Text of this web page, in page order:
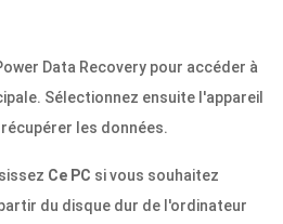
Data Recovery pour accéder à
Sélectionnez ensuite l'appareil
les données.
Ce PC si vous souhaitez
du disque dur de l'ordinateur